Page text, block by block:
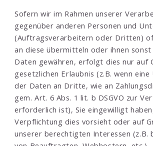
Sofern wir im Rahmen unserer
gegenüber anderen Personen und
(Auftragsverarbeitern oder Dritten)
an diese übermitteln oder ihnen
Daten gewähren, erfolgt dies nur auf
gesetzlichen Erlaubnis (z.B. wenn
der Daten an Dritte, wie an
gem. Art. 6 Abs. 1 lit. b DSGVO zur
erforderlich ist), Sie eingewilligt
Verpflichtung dies vorsieht oder auf
unserer berechtigten Interessen (z.B.